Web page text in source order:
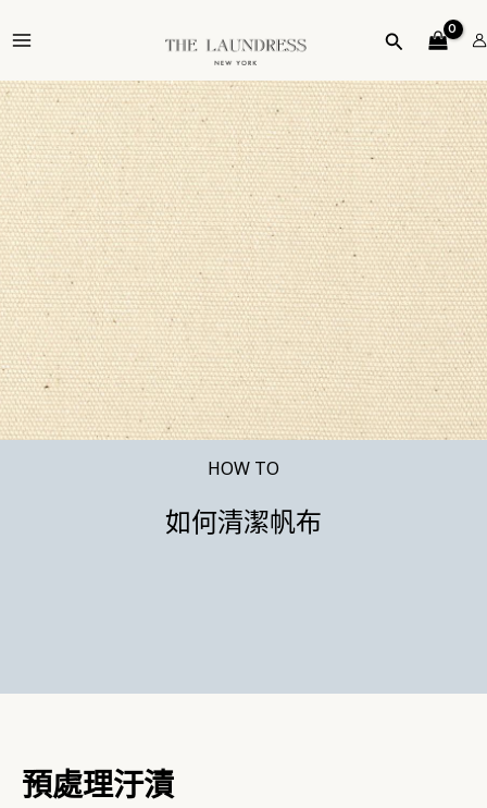
至
要
內
容
搜
HOW TO
如何清潔帆布
預處理汙漬